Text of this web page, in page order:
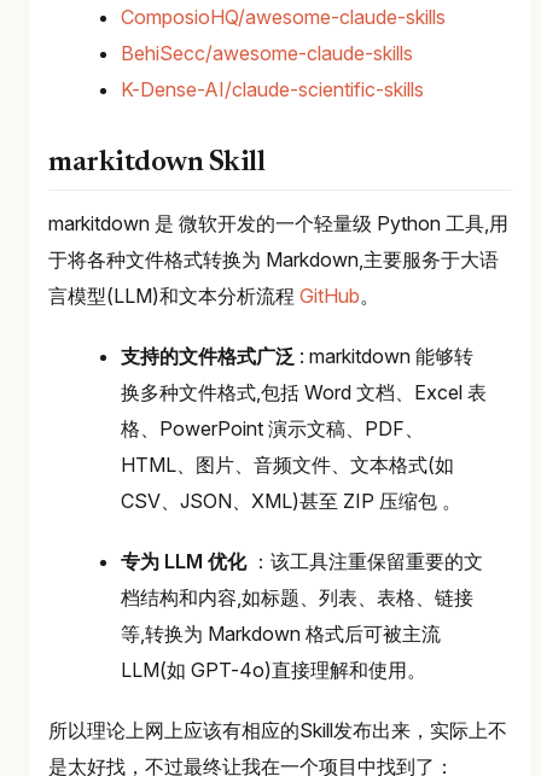
ComposioHQ/awesome-claude-skills
BehiSecc/awesome-claude-skills
K-Dense-AI/claude-scientific-skills
markitdown Skill
markitdown 是 微软开发的一个轻量级 Python 工具,用
于将各种文件格式转换为 Markdown,主要服务于大语
言模型(LLM)和文本分析流程 GitHub。
支持的文件格式广泛 : markitdown 能够转
换多种文件格式,包括 Word 文档、Excel 表
格、PowerPoint 演示文稿、PDF、
HTML、图片、音频文件、文本格式(如
CSV、JSON、XML)甚至 ZIP 压缩包 。
专为 LLM 优化：该工具注重保留重要的文
档结构和内容,如标题、列表、表格、链接
等,转换为 Markdown 格式后可被主流
LLM(如 GPT-4o)直接理解和使用。
所以理论上网上应该有相应的Skill发布出来，实际上不
是太好找，不过最终让我在一个项目中找到了：